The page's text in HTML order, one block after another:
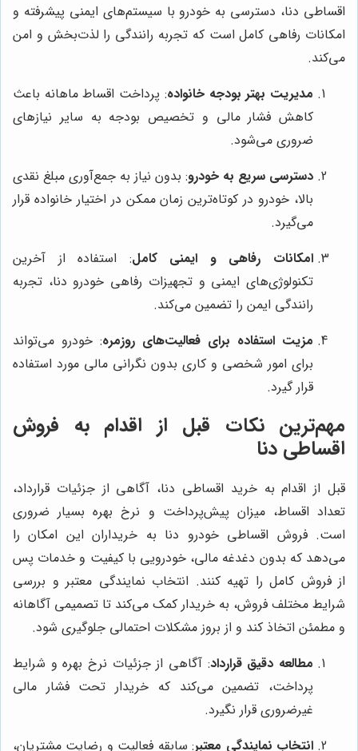
اقساطی دنا، دسترسی به خودرو با سیستم‌های ایمنی پیشرفته و
امکانات رفاهی کامل است که تجربه رانندگی را لذت‌بخش و امن
می‌کند.
مدیریت بهتر بودجه خانواده: پرداخت اقساط ماهانه باعث
کاهش فشار مالی و تخصیص بودجه به سایر نیازهای
ضروری می‌شود.
دسترسی سریع به خودرو: بدون نیاز به جمع‌آوری مبلغ نقدی
بالا، خودرو در کوتاه‌ترین زمان ممکن در اختیار خانواده قرار
می‌گیرد.
امکانات رفاهی و ایمنی کامل: استفاده از آخرین
تکنولوژی‌های ایمنی و تجهیزات رفاهی خودرو دنا، تجربه
رانندگی ایمن را تضمین می‌کند.
مزیت استفاده برای فعالیت‌های روزمره: خودرو می‌تواند
برای امور شخصی و کاری بدون نگرانی مالی مورد استفاده
قرار گیرد.
مهم‌ترین نکات قبل از اقدام به فروش
اقساطی دنا
قبل از اقدام به خرید اقساطی دنا، آگاهی از جزئیات قرارداد،
تعداد اقساط، میزان پیش‌پرداخت و نرخ بهره بسیار ضروری
است. فروش اقساطی خودرو دنا به خریداران این امکان را
می‌دهد که بدون دغدغه مالی، خودرویی با کیفیت و خدمات پس
از فروش کامل را تهیه کنند. انتخاب نمایندگی معتبر و بررسی
شرایط مختلف فروش، به خریدار کمک می‌کند تا تصمیمی آگاهانه
و مطمئن اتخاذ کند و از بروز مشکلات احتمالی جلوگیری شود.
مطالعه دقیق قرارداد: آگاهی از جزئیات نرخ بهره و شرایط
پرداخت، تضمین می‌کند که خریدار تحت فشار مالی
غیرضروری قرار نگیرد.
انتخاب نمایندگی معتبر: سابقه فعالیت و رضایت مشتریان،